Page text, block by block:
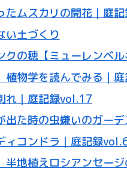
たムスカリの開花｜庭
い土づくり
クの穂【ミューレンベ
植物学を読んでみる｜
れ｜庭記録vol.17
出た時の虫嫌いのガー
ィコンドラ｜庭記録
半地植えロシアンセー